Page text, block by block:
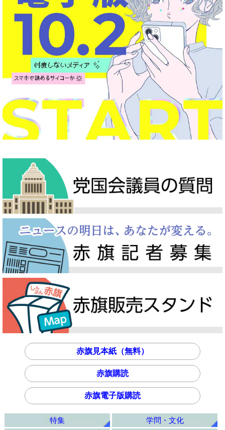
赤旗見本紙（無料）
赤旗購読
赤旗電子版購読
特集
学問・文化